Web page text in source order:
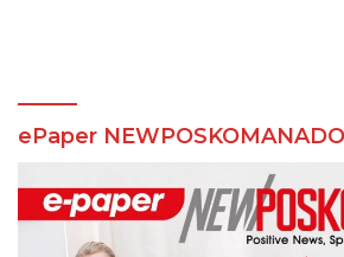
ePaper NEWPOSKOMANADO